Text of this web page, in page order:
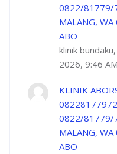
0822/81779/
MALANG,
ABO
klinik
2026, 9:46 AM
KLINIK
0822/81779/
MALANG,
ABO